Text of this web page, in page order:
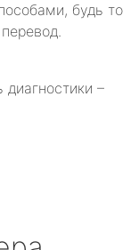
будь то
–